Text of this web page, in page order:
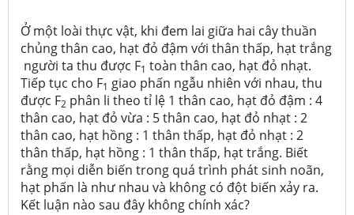
Ở một loài thực vật, khi đem lai giữa hai cây thuần
chủng thân cao, hạt đỏ đậm với thân thấp, hạt trắng
người ta thu được F1 toàn thân cao, hạt đỏ nhạt.
Tiếp tục cho F1 giao phấn ngẫu nhiên với nhau, thu
được F2 phân li theo tỉ lệ 1 thân cao, hạt đỏ đậm : 4
thân cao, hạt đỏ vừa : 5 thân cao, hạt đỏ nhạt : 2
thân cao, hạt hồng : 1 thân thấp, hạt đỏ nhạt : 2
thân thấp, hạt hồng : 1 thân thấp, hạt trắng. Biết
rằng mọi diễn biến trong quá trình phát sinh noãn,
hạt phấn là như nhau và không có đột biến xảy ra.
Kết luận nào sau đây không chính xác?